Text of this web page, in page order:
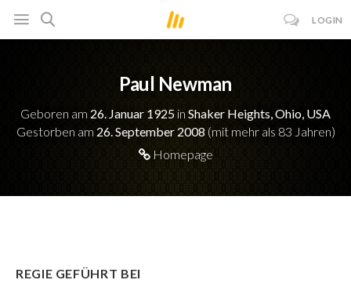
LOGIN
Paul Newman
Geboren am 26. Januar 1925 in Shaker Heights, Ohio, USA
Gestorben am 26. September 2008(mit mehr als 83 Jahren)
Homepage
REGIE GEFÜHRT BEI